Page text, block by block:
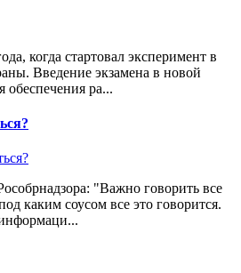
когда стартовал эксперимент в
Введение экзамена в новой
ра...
"Важно говорить все
каким соусом все это говорится.